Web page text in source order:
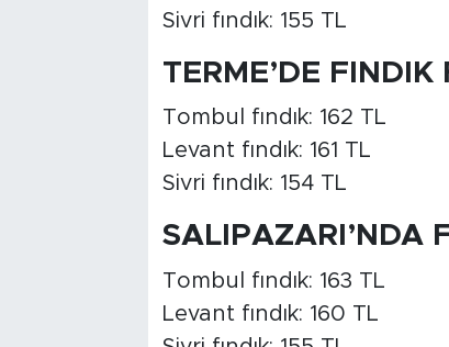
Sivri fındık: 155 TL
TERME’DE FINDIK
Tombul fındık: 162 TL
Levant fındık: 161 TL
Sivri fındık: 154 TL
SALIPAZARI’NDA
Tombul fındık: 163 TL
Levant fındık: 160 TL